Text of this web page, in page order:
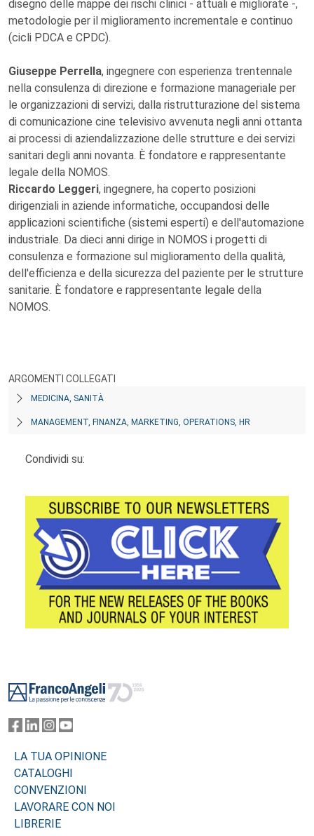
disegno delle mappe dei rischi clinici - attuali e migliorate -,
metodologie per il miglioramento incrementale e continuo
(cicli PDCA e CPDC).
Giuseppe Perrella, ingegnere con esperienza trentennale
nella consulenza di direzione e formazione manageriale per
le organizzazioni di servizi, dalla ristrutturazione del sistema
di comunicazione cine televisivo avvenuta negli anni ottanta
ai processi di aziendalizzazione delle strutture e dei servizi
sanitari degli anni novanta. È fondatore e rappresentante
legale della NOMOS.
Riccardo Leggeri, ingegnere, ha coperto posizioni
dirigenziali in aziende informatiche, occupandosi delle
applicazioni scientifiche (sistemi esperti) e dell'automazione
industriale. Da dieci anni dirige in NOMOS i progetti di
consulenza e formazione sul miglioramento della qualità,
dell'efficienza e della sicurezza del paziente per le strutture
sanitarie. È fondatore e rappresentante legale della
NOMOS.
ARGOMENTI COLLEGATI
MEDICINA, SANITÀ
MANAGEMENT, FINANZA, MARKETING, OPERATIONS, HR
Condividi su:
LA TUA OPINIONE
CATALOGHI
CONVENZIONI
LAVORARE CON NOI
LIBRERIE